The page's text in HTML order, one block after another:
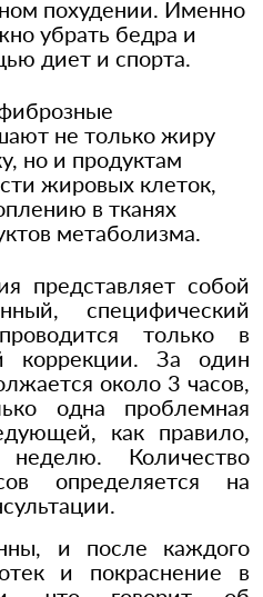
похудении. Именно
убрать бедра и
диет и спорта.
не только жиру
но и продуктам
жировых клеток,
в тканях
метаболизма.
представляет собой
специфический
только в
коррекции. За один
около 3 часов,
одна проблемная
как правило,
неделю. Количество
определяется на
и после каждого
и покраснение в